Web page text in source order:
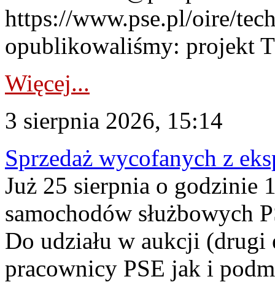
https://www.pse.pl/oire/
opublikowaliśmy: projekt
Więcej...
3 sierpnia 2026, 15:14
Sprzedaż wycofanych z
Już 25 sierpnia o godzinie
samochodów służbowych
Do udziału w aukcji (drugi
pracownicy PSE jak i